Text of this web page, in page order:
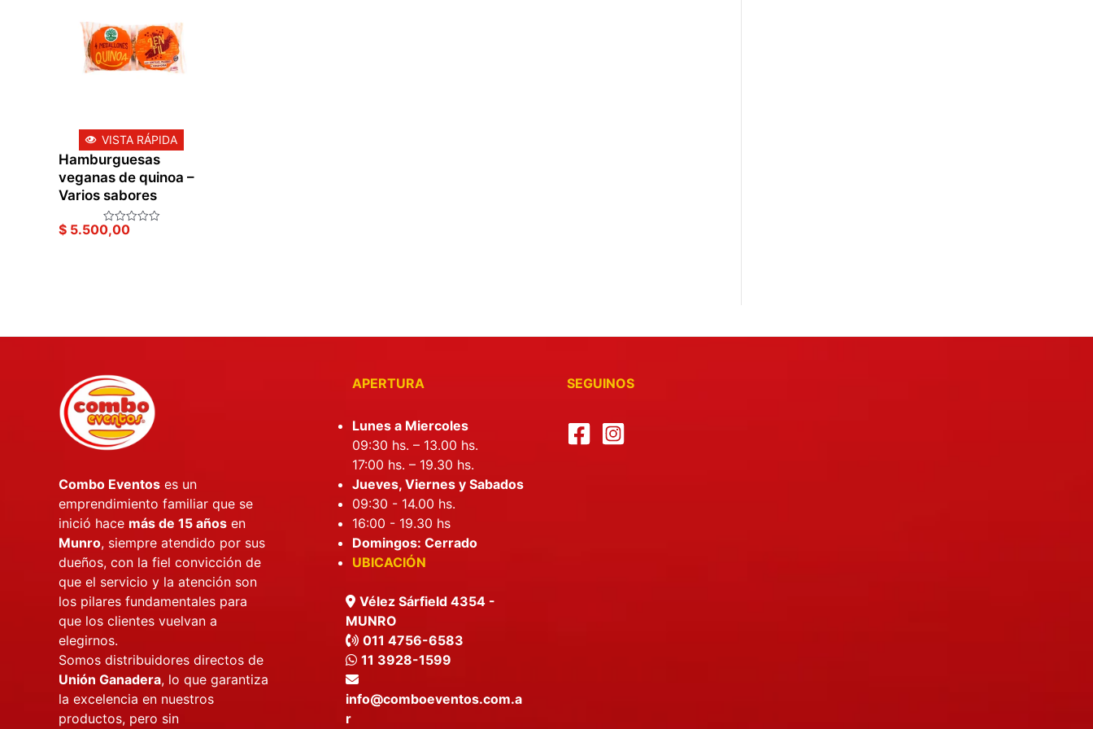
VISTA RÁPIDA
Hamburguesas
veganas de quinoa –
Varios sabores
Valorado
$ 5.500,00
Combo Eventos es un
emprendimiento familiar que se
inició hace más de 15 años en
Munro, siempre atendido por sus
dueños, con la fiel convicción de
que el servicio y la atención son
los pilares fundamentales para
que los clientes vuelvan a
elegirnos.
Somos distribuidores directos de
Unión Ganadera, lo que garantiza
la excelencia en nuestros
productos, pero sin
APERTURA
Lunes a Miercoles
09:30 hs. – 13.00 hs.
17:00 hs. – 19.30 hs.
Jueves, Viernes y Sabados
09:30 - 14.00 hs.
16:00 - 19.30 hs
Domingos: Cerrado
UBICACIÓN
Vélez Sárfield 4354 -
MUNRO
011 4756-6583
11 3928-1599
info@comboeventos.com.a
r
SEGUINOS